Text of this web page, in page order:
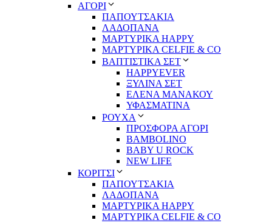
ΑΓΟΡΙ
ΠΑΠΟΥΤΣΑΚΙΑ
ΛΑΔΟΠΑΝΑ
ΜΑΡΤΥΡΙΚΑ HAPPY
ΜΑΡΤΥΡΙΚΑ CELFIE & CO
ΒΑΠΤΙΣΤΙΚΑ ΣΕΤ
HAPPYEVER
ΞΥΛΙΝΑ ΣΕΤ
ΕΛΕΝΑ ΜΑΝΑΚΟΥ
ΥΦΑΣΜΑΤΙΝΑ
ΡΟΥΧΑ
ΠΡΟΣΦΟΡΑ ΑΓΟΡΙ
BAMBOLINO
BABY U ROCK
NEW LIFE
ΚΟΡΙΤΣΙ
ΠΑΠΟΥΤΣΑΚΙΑ
ΛΑΔΟΠΑΝΑ
ΜΑΡΤΥΡΙΚΑ HAPPY
ΜΑΡΤΥΡΙΚΑ CELFIE & CO